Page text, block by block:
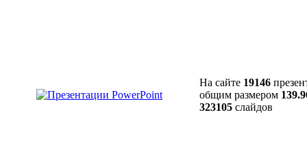
На сайте 19146
общим размером
323105 слайдов